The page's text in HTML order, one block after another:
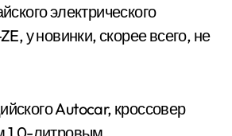
электрического
у новинки, скорее всего, не
Autocar, кроссовер